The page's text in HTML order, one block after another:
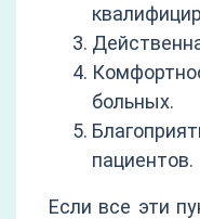
больных.
пациентов.
Если все эти